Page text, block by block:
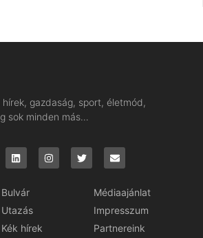
gazdaság, sport, életmód,
sok minden más…
Bulvár
Utazás
Kék hírek
Médiaajánlat
Impresszum
Partnereink